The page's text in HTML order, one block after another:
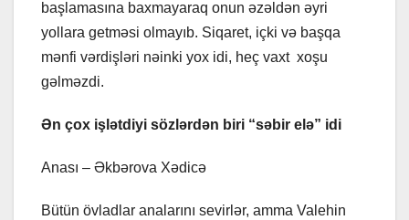
başlamasına baxmayaraq onun əzəldən əyri
yollara getməsi olmayıb. Siqaret, içki və başqa
mənfi vərdişləri nəinki yox idi, heç vaxt xoşu
gəlməzdi.
Ən çox işlətdiyi sözlərdən biri “səbir elə” idi
Anası – Əkbərova Xədicə
Bütün övladlar analarını sevirlər, amma Valehin